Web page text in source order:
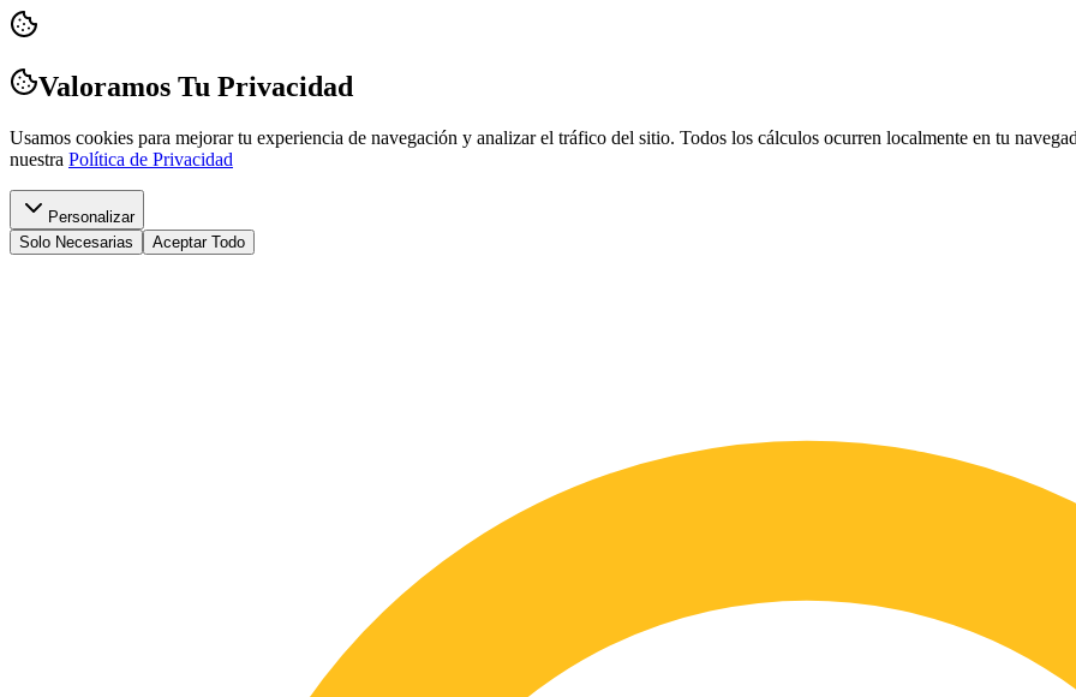
Valoramos Tu Privacidad
Usamos cookies para mejorar tu experiencia de navegación y analizar el tráfico del sitio. Todos los cálculos ocurren localmente en tu
nuestra Política de Privacidad
Personalizar
Solo Necesarias
Aceptar Todo